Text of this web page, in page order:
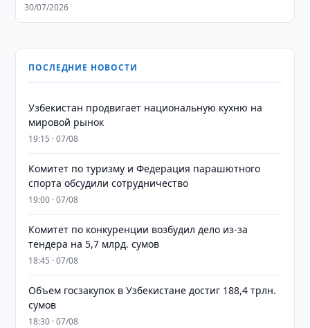
30/07/2026
ПОСЛЕДНИЕ НОВОСТИ
Узбекистан продвигает национальную кухню на
мировой рынок
19:15 · 07/08
Комитет по туризму и Федерация парашютного
спорта обсудили сотрудничество
19:00 · 07/08
Комитет по конкуренции возбудил дело из-за
тендера на 5,7 млрд. сумов
18:45 · 07/08
​​​​​​​Объем госзакупок в Узбекистане достиг 188,4 трлн.
сумов
18:30 · 07/08